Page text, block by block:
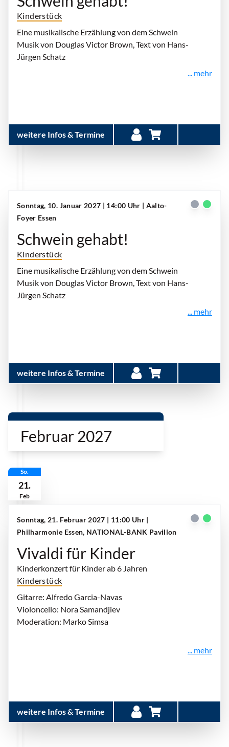
Kinderstück
Eine musikalische Erzählung von dem Schwein
Musik von Douglas Victor Brown, Text von Hans-
Jürgen Schatz
... mehr
weitere Infos & Termine
Sonntag, 10. Januar 2027 | 14:00 Uhr | Aalto-
Foyer Essen
Schwein gehabt!
Kinderstück
Eine musikalische Erzählung von dem Schwein
Musik von Douglas Victor Brown, Text von Hans-
Jürgen Schatz
... mehr
weitere Infos & Termine
Februar 2027
So.
21.
Feb
Sonntag, 21. Februar 2027 | 11:00 Uhr |
Philharmonie Essen, NATIONAL-BANK Pavillon
Vivaldi für Kinder
Kinderkonzert für Kinder ab 6 Jahren
Kinderstück
Gitarre: Alfredo Garcia-Navas
Violoncello: Nora Samandjiev
Moderation: Marko Simsa
... mehr
weitere Infos & Termine